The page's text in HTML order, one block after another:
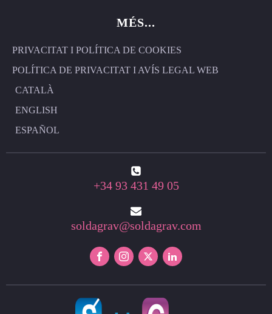
MÉS...
PRIVACITAT I POLÍTICA DE COOKIES
POLÍTICA DE PRIVACITAT I AVÍS LEGAL WEB
CATALÀ
ENGLISH
ESPAÑOL
+34 93 431 49 05
soldagrav@soldagrav.com